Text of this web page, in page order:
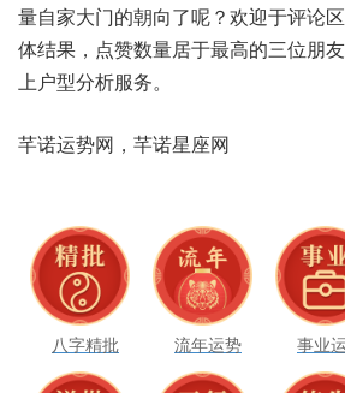
量自家大门的朝向了呢？欢迎于评论
体结果，点赞数量居于最高的三位朋
上户型分析服务。
芊诺运势网，芊诺星座网
八字精批 流年运势 事业